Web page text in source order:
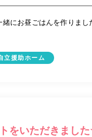
にお昼ごはんを作りま
立援助ホーム
をいただきまし